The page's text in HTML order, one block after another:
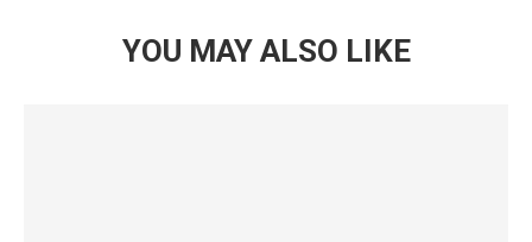
YOU MAY ALSO LIKE